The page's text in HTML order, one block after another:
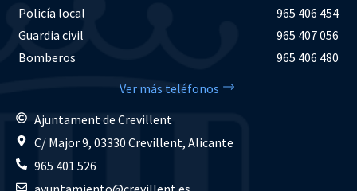
Policía local
965 406 454
Guardia civil
965 407 056
Bomberos
965 406 480
Ver más teléfonos
Ajuntament de Crevillent
C/ Major 9, 03330 Crevillent, Alicante
965 401 526